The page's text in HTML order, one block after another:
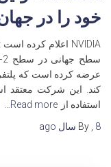
خود را در
کند. این شرکت معتقد
استفاده از Read more…
By
8 سال